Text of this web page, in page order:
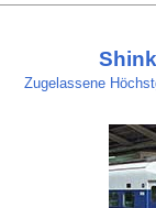
Zugelassene